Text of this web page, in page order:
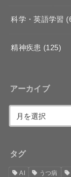
科学・英語学習
精神疾患 (125)
アーカイブ
タグ
AI うつ病